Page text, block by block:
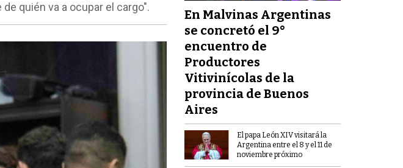
quién va a ocupar el cargo".
En Malvinas Argentinas
se concretó el 9°
encuentro de
Productores
Vitivinícolas de la
provincia de Buenos
Aires
El papa León XIV visitará la
Argentina entre el 8 y el 11 de
noviembre próximo